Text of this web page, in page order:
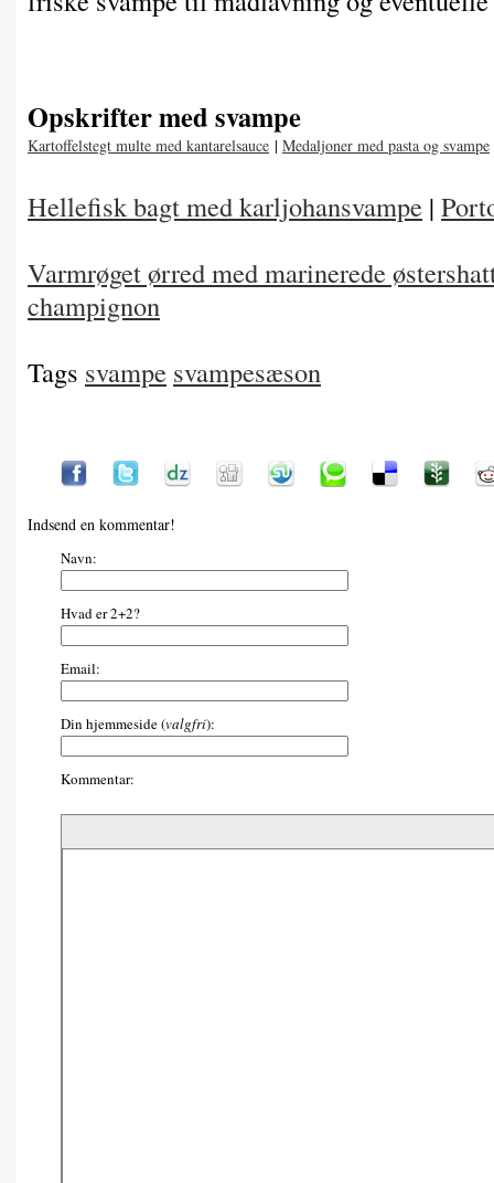
Opskrifter med svampe
Kartoffelstegt multe med kantarelsauce | Medaljoner med pasta og svampe
Hellefisk bagt med karljohansvampe |
Varmrøget ørred med marinerede
champignon
Tags svampe svampesæson
Indsend en kommentar!
Navn:
Hvad er 2+2?
Email:
Din hjemmeside (valgfri):
Kommentar: